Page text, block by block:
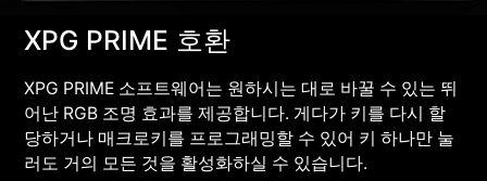
XPG PRIME 호환
XPG PRIME 소프트웨어는 원하시는 대로 바꿀 수 있는 뛰
어난 RGB 조명 효과를 제공합니다. 게다가 키를 다시 할
당하거나 매크로키를 프로그래밍할 수 있어 키 하나만 눌
러도 거의 모든 것을 활성화하실 수 있습니다.